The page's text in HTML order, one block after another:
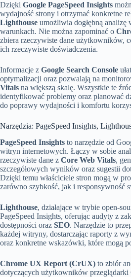
Dzięki Google PageSpeed Insights
wydajność strony i otrzymać konkretne
Lighthouse umożliwia dogłębną
warunkach. Nie można zapominać o
zbiera rzeczywiste dane użytkowników,
ich rzeczywiste doświadczenia.
Informacje z Google Search Console
optymalizacji oraz pozwalają na
Vitals na większą skalę. Wszystkie te
identyfikować problemy oraz planować
do poprawy wydajności i komfortu
Narzędzia: PageSpeed Insights,
PageSpeed Insights to narzędzie od
witryn internetowych. Łączy w sobie
rzeczywiste dane z Core Web Vitals,
szczegółowych wyników oraz sugestii
Dzięki temu właściciele stron mogą w
zarówno szybkość, jak i responsywność
Lighthouse, działające w trybie open-
PageSpeed Insights, oferując audyty z
dostępności oraz SEO. Narzędzie to
każdej witryny, dostarczając raporty z
oraz konkretne wskazówki, które mogą
Chrome UX Report (CrUX) to zbiór
dotyczących użytkowników przeglądarki